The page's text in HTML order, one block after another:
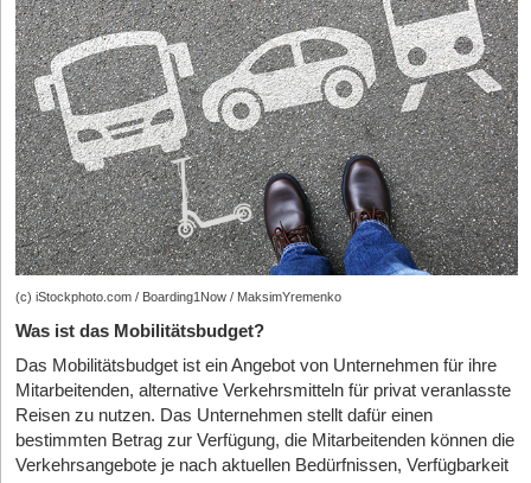
(c) iStockphoto.com / Boarding1Now / MaksimYremenko
Was ist das Mobilitätsbudget?
Das Mobilitätsbudget ist ein Angebot von Unternehmen für ihre
Mitarbeitenden, alternative Verkehrsmitteln für privat veranlasste
Reisen zu nutzen. Das Unternehmen stellt dafür einen
bestimmten Betrag zur Verfügung, die Mitarbeitenden können die
Verkehrsangebote je nach aktuellen Bedürfnissen, Verfügbarkeit